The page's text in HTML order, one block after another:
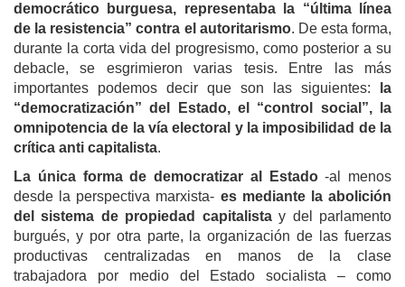
democrático burguesa, representaba la “última línea
de la resistencia” contra el autoritarismo. De esta forma,
durante la corta vida del progresismo, como posterior a su
debacle, se esgrimieron varias tesis. Entre las más
importantes podemos decir que son las siguientes:
la
“democratización” del Estado, el “control social”, la
omnipotencia de la vía electoral y la imposibilidad de la
crítica anti capitalista.
La única forma de democratizar al Estado-al menos
desde la perspectiva marxista- es mediante la abolición
del sistema de propiedad capitalistay del parlamento
burgués, y por otra parte, la organización de las fuerzas
productivas centralizadas en manos de la clase
trabajadora por medio del Estado socialista – como